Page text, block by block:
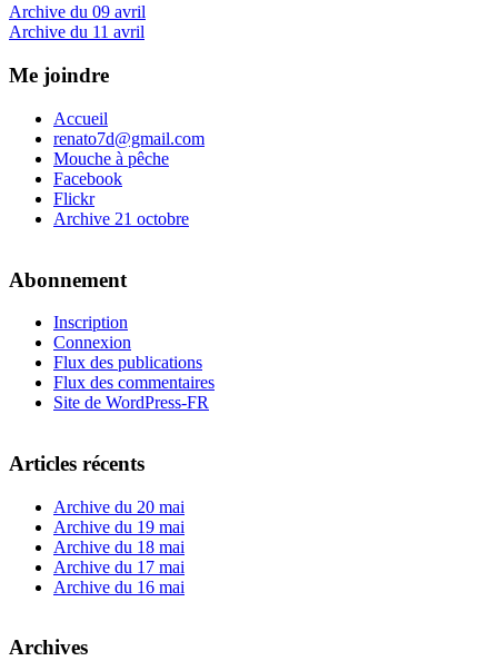
Navigation
de
l’article
Previous
Post:
Archive du 09 avril
Next
Archive du 11 avril
Me joindre
Accueil
renato7d@gmail.com
Mouche à pêche
Facebook
Flickr
Archive 21 octobre
Abonnement
Inscription
Connexion
Flux des publications
Flux des commentaires
Site de WordPress-FR
Articles récents
Archive du 20 mai
Archive du 19 mai
Archive du 18 mai
Archive du 17 mai
Archive du 16 mai
Archives